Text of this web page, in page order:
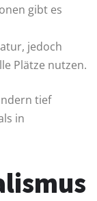
gibt es
jedoch
Plätze nutzen.
tief
in